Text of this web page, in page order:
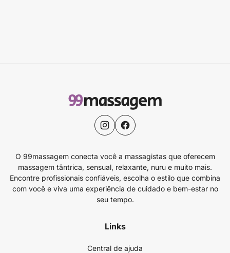
O 99massagem conecta você a massagistas que oferecem
massagem tântrica, sensual, relaxante, nuru e muito mais.
Encontre profissionais confiáveis, escolha o estilo que combina
com você e viva uma experiência de cuidado e bem-estar no
seu tempo.
Links
Central de ajuda